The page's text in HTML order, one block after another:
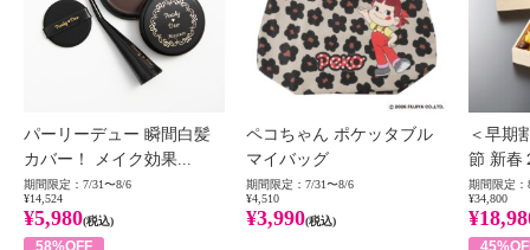
パーリーデュー 瞬間白髪
カバー！ メイク効果...
期間限定：7/31〜8/6
¥14,524
¥5,980(税込)
58%OFF
ペコちゃん ポケッタブル
マイバッグ
期間限定：7/31〜8/6
¥4,510
¥3,990(税込)
＜早期
節 新春
期間限定：
¥34,800